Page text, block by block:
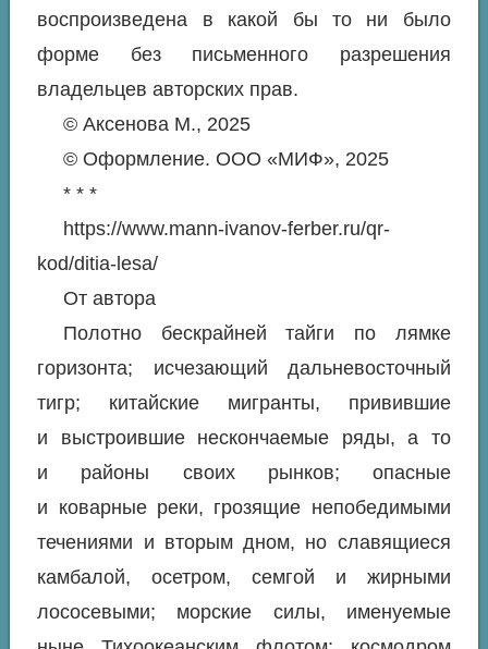
воспроизведена в какой бы то ни было
форме без письменного разрешения
владельцев авторских прав.
© Аксенова М., 2025
© Оформление. ООО «МИФ», 2025
* * *
https://www.mann-ivanov-ferber.ru/qr-
kod/ditia-lesa/
От автора
Полотно бескрайней тайги по лямке
горизонта; исчезающий дальневосточный
тигр; китайские мигранты, привившие
и выстроившие нескончаемые ряды, а то
и районы своих рынков; опасные
и коварные реки, грозящие непобедимыми
течениями и вторым дном, но славящиеся
камбалой, осетром, семгой и жирными
лососевыми; морские силы, именуемые